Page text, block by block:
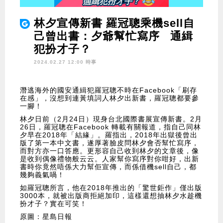
林夕宣傳新書 羅冠聰乘機sell自
己曾出書：夕爺幫忙寫序 通緝
犯扮才子？
2024.02.27 12:00 時事
潛逃海外的國安通緝犯羅冠聰不時在Facebook「刷存
在感」，沒想到連黃填詞人林夕出新書，羅冠聰都要參
一腳！
林夕日前（2月24日）現身台北國際書展宣傳新書。2月
26日，羅冠聰在Facebook 轉載有關報道，指自己同林
夕早在2018年「結緣」。羅指出，2018年出獄後曾出
版了第一本中文書，遂厚著臉皮問林夕會否幫忙寫序，
而對方亦一口答應。更形容自己收到林夕的文章後，像
是收到偶像禮物般云云。人家幫你寫序對你咁好，出新
書時你竟然唔係大力幫佢宣傳，而係借機sell自己，都
幾夠義氣喎！
如羅冠聰所言，他在2018年推出的「驚世鉅作」僅出版
3000本，就被出版商拒絕加印，這樣還想抽林夕水趁機
扮才子？實在可笑！
原圖：星島日報